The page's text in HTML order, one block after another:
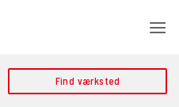
Find værksted